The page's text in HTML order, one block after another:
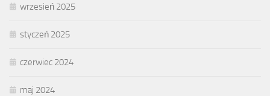
wrzesień 2025
styczeń 2025
czerwiec 2024
maj 2024